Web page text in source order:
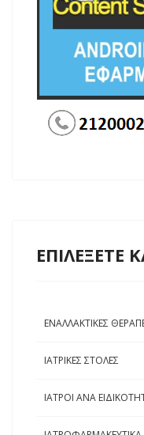
ΕΠΙΛΕΞΕΤΕ
ΕΝΑΛΛΑΚΤΙΚΕΣ
ΙΑΤΡΙΚΕΣ ΣΤΟΛΕΣ
ΙΑΤΡΟΙ ΑΝΑ